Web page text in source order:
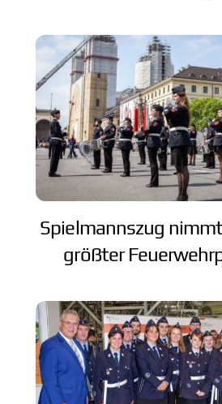
Spielmannszug
größter